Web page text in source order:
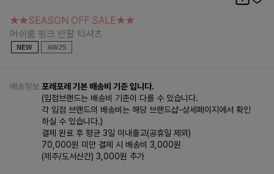
머쉬룸 핑크 반팔 티셔츠
★★SEASON OFF SALE★★
머쉬룸 핑크 반팔 티셔츠
배송정보 포레포레 기본 배송비 기준 입니다.
(입점브랜드는 배송비 기준이 다를 수 있습니다.
각 입점 브랜드의 배송비는 해당 브랜드샵-상세페이지에서 확인
하실 수 있습니다.)
결제 완료 후 평균 3일 이내출고(공휴일 제외)
70,000원 미만 결제 시 배송비 3,000원
(제주/도서산간) 3,000원 추가